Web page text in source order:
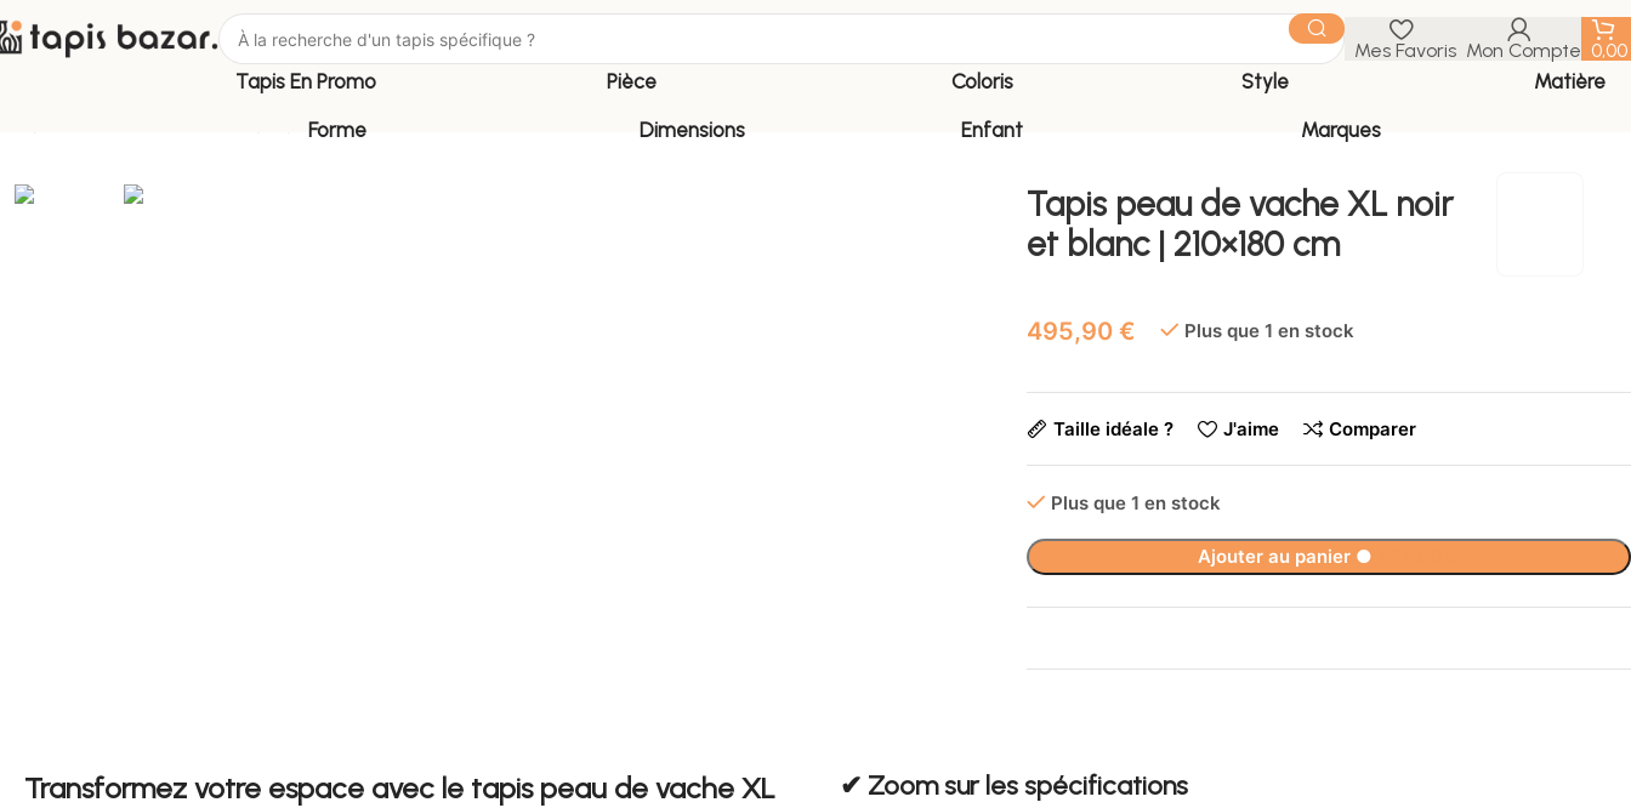
Mes Favoris Mon Compte 0,00
Tapis En Promo Pièce Coloris Style
Matière
Forme
Dimensions Enfant Marques
Tapis peau de vache
Tapis peau de vache XL noir
et blanc | 210×180 cm
€ Plus que 1 en stock
Taille idéale ? J'aime Comparer
Plus que 1 en stock
Ajouter au panier ●
Transformez votre espace avec le tapis peau de vache XL
✔︎ Zoom sur les spécifications